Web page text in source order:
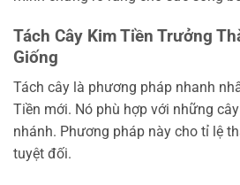
Tách Cây Kim Tiền Trưởng
Giống
Tách cây là phương pháp nhanh
Tiền mới. Nó phù hợp với những
nhánh. Phương pháp này cho tỉ lệ
tuyệt đối.